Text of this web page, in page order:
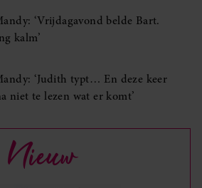
‘Vrijdagavond belde Bart.
kalm’
‘Judith typt… En deze keer
niet te lezen wat er komt’
Nieuw